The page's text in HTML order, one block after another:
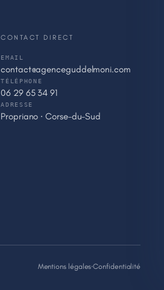
CONTACT DIRECT
EMAIL
contact@agenceguddelmoni.com
TÉLÉPHONE
06 29 65 34 91
ADRESSE
Propriano · Corse-du-Sud
Mentions légales·Confidentialité